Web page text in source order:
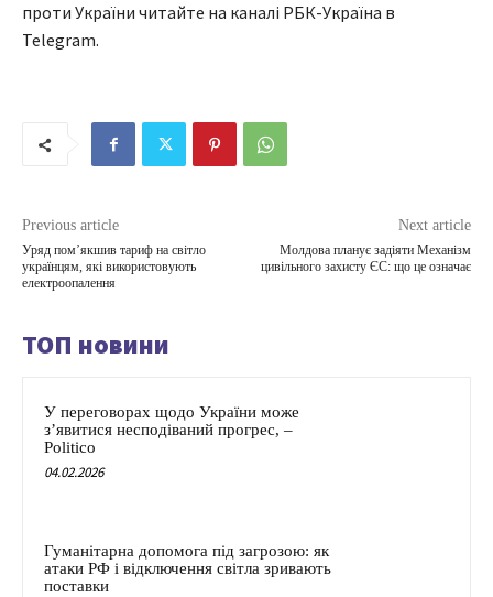
проти України читайте на каналі РБК-Україна в
Telegram.
Previous article
Уряд помʼякшив тариф на світло
українцям, які використовують
електроопалення
Next article
Молдова планує задіяти Механізм
цивільного захисту ЄС: що це означає
ТОП новини
У переговорах щодо України може
з’явитися несподіваний прогрес, –
Politico
04.02.2026
Гуманітарна допомога під загрозою: як
атаки РФ і відключення світла зривають
поставки